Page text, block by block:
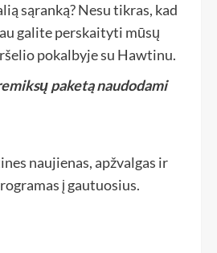
sąranką? Nesu tikras, kad
galite perskaityti mūsų
pokalbyje su Hawtinu.
paketą naudodami
naujienas, apžvalgas ir
į gautuosius.